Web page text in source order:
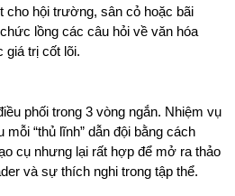
cho hội trường, sân cỏ hoặc bãi
lồng các câu hỏi về văn hóa
giá trị cốt lõi.
phối trong 3 vòng ngắn. Nhiệm vụ
“thủ lĩnh” dẫn đội bằng cách
cụ nhưng lại rất hợp để mở ra thảo
và sự thích nghi trong tập thể.